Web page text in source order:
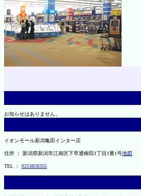
お知らせはありません。
イオンモール新潟亀田インター店
住所 ： 新潟県新潟市江南区下早通柳田1丁目1番1号地図
TEL ： 0253858355